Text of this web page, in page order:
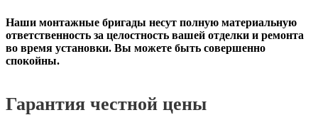
Наши монтажные бригады несут полную материальную
ответственность за целостность вашей отделки и ремонта
во время установки. Вы можете быть совершенно
спокойны.
Гарантия честной цены